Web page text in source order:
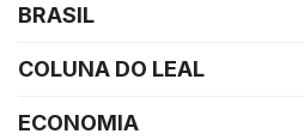
BRASIL
COLUNA DO LEAL
ECONOMIA